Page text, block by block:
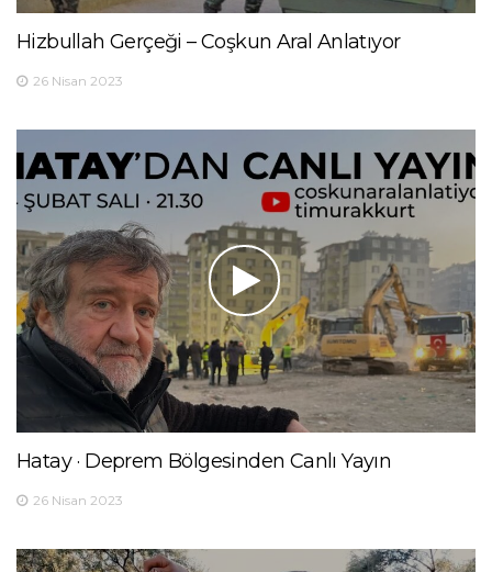
Hizbullah Gerçeği – Coşkun Aral Anlatıyor
26 Nisan 2023
Hatay · Deprem Bölgesinden Canlı Yayın
26 Nisan 2023